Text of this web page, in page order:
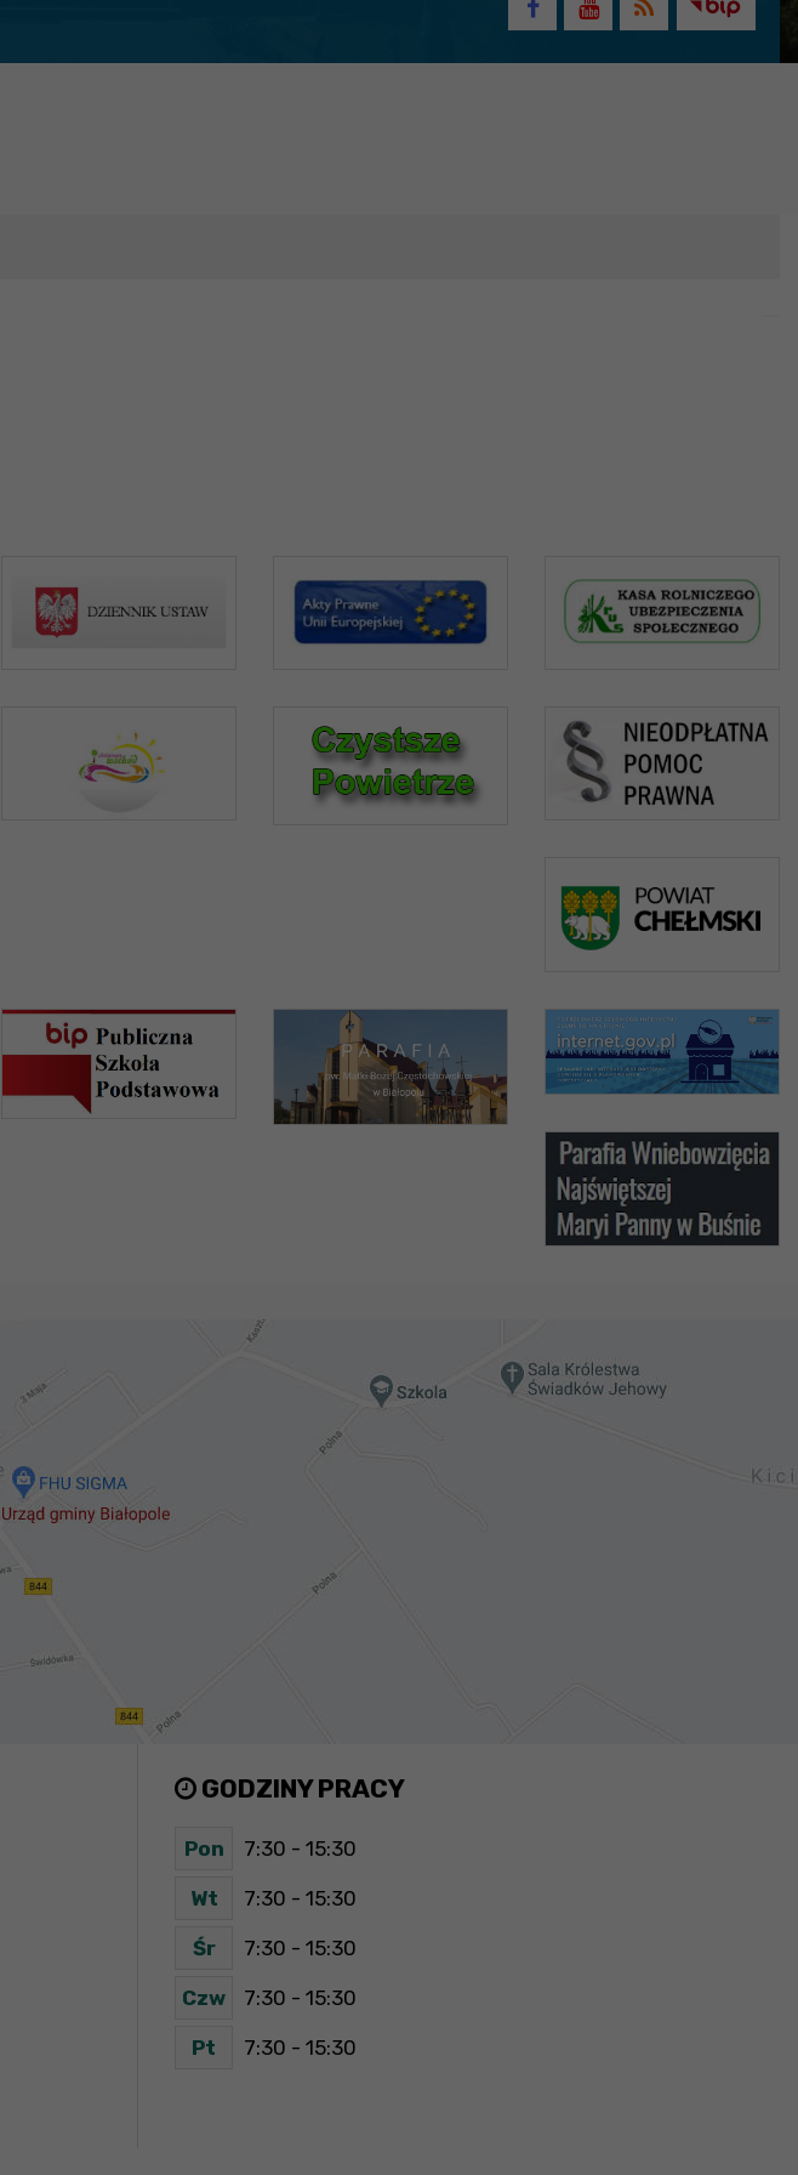
GODZINY PRACY
Pon 7:30 - 15:30
Wt 7:30 - 15:30
Śr 7:30 - 15:30
Czw 7:30 - 15:30
Pt 7:30 - 15:30